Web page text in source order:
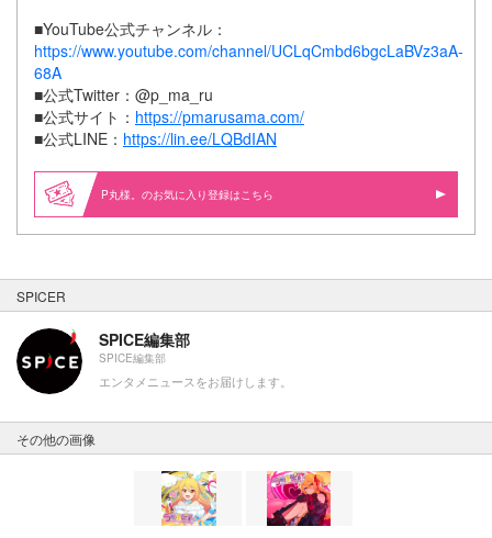
■YouTube公式チャンネル：
https://www.youtube.com/channel/UCLqCmbd6bgcLaBVz3aA-
68A
■公式Twitter：@p_ma_ru
■公式サイト： https://pmarusama.com/
■公式LINE： https://lin.ee/LQBdIAN
P丸様。のお気に入り登録はこちら
SPICER
SPICE編集部
SPICE編集部
エンタメニュースをお届けします。
その他の画像